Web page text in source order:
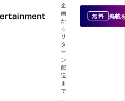
企
画
か
ら
リ
タ
ー
ン
配
送
ま
で
無料 掲載